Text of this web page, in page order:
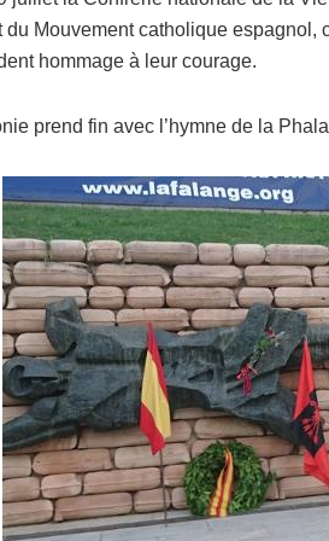
du Mouvement catholique
hommage à leur courage.
prend fin avec l’hymne de la